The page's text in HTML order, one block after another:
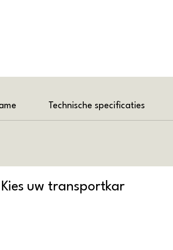
Technische specificaties
Kies uw transportkar